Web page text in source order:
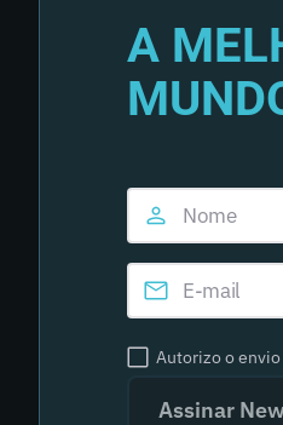
A
Autorizo o
Assinar